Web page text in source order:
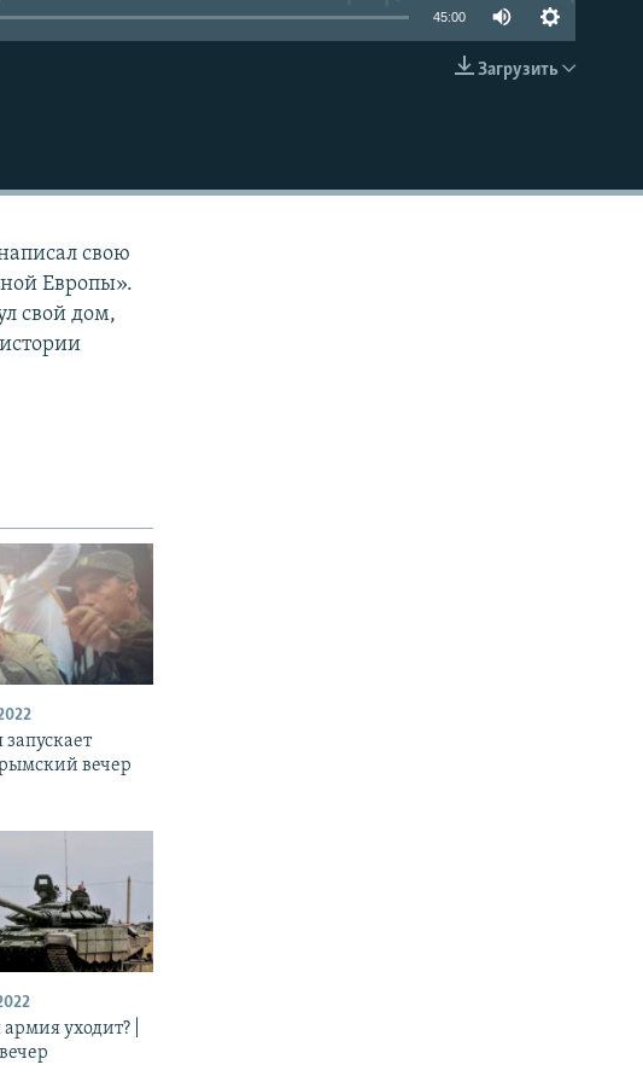
EMBED
45:00
Загрузить
свою
Европы».
свой дом,
запускает
вечер
уходит? |